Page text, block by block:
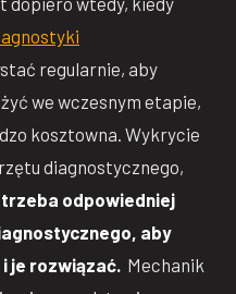
regularnie, aby
we wczesnym etapie,
kosztowna. Wykrycie
diagnostycznego,
odpowiedniej
aby
je rozwiązać. Mechanik